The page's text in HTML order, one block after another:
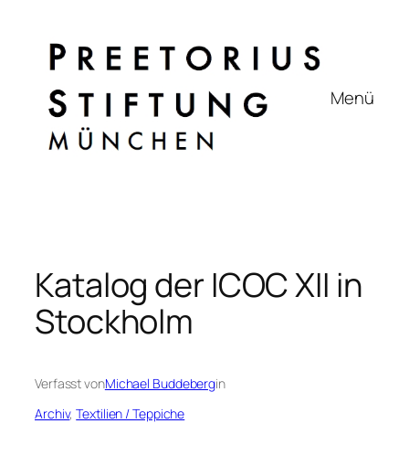
springen
Menü
Katalog der ICOC XII in
Stockholm
Verfasst vonMichael Buddebergin
Archiv, Textilien / Teppiche